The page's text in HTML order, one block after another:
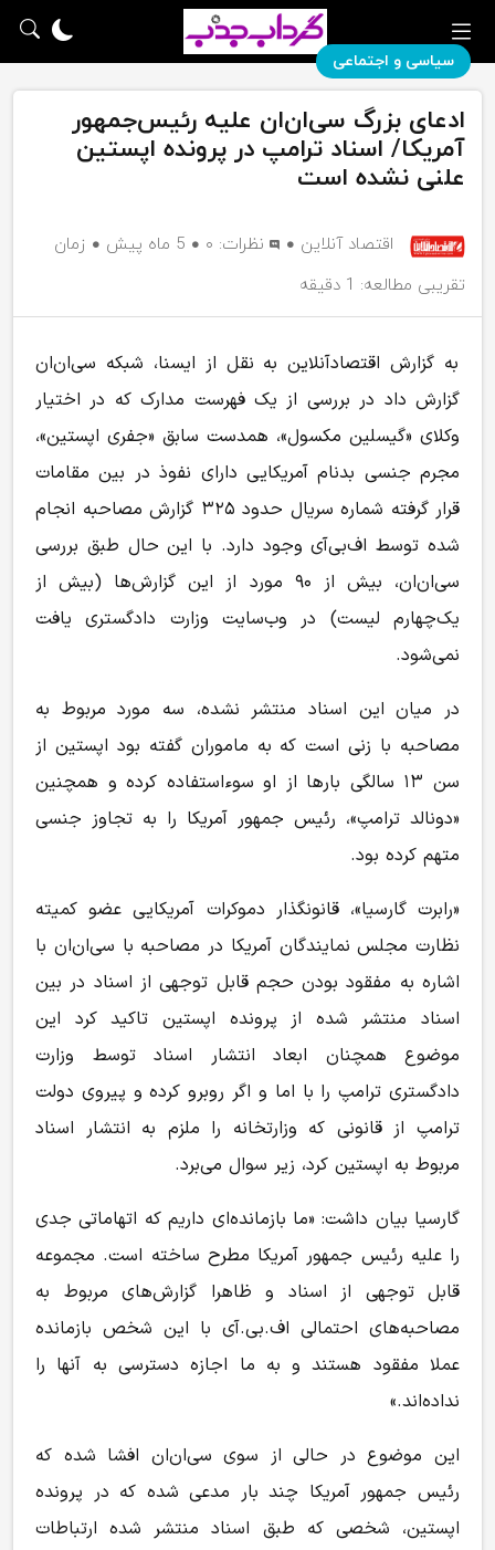
سیاسی و اجتماعی
ادعای بزرگ سی‌ان‌ان علیه رئیس‌جمهور
آمریکا/ اسناد ترامپ در پرونده اپستین
علنی نشده است
اقتصاد آنلاین نظرات: ۰ 5 ماه پیش
زمان
تقریبی مطالعه: 1 دقیقه
به گزارش اقتصادآنلاین به نقل از ایسنا، شبکه سی‌ان‌ان
گزارش داد در بررسی از یک فهرست مدارک که در اختیار
وکلای «گیسلین مکسول»، همدست سابق «جفری اپستین»،
مجرم جنسی بدنام آمریکایی دارای نفوذ در بین مقامات
قرار گرفته شماره سریال حدود ۳۲۵ گزارش مصاحبه انجام
شده توسط اف‌بی‌آی وجود دارد. با این حال طبق بررسی
سی‌ان‌ان، بیش از ۹۰ مورد از این گزارش‌ها (بیش از
یک‌چهارم لیست) در وب‌سایت وزارت دادگستری یافت
نمی‌شود.
در میان این اسناد منتشر نشده، سه مورد مربوط به
مصاحبه با زنی است که به ماموران گفته بود اپستین از
سن ۱۳ سالگی بارها از او سوءاستفاده کرده و همچنین
«دونالد ترامپ»، رئیس جمهور آمریکا را به تجاوز جنسی
متهم کرده بود.
«رابرت گارسیا»، قانونگذار دموکرات آمریکایی عضو کمیته
نظارت مجلس نمایندگان آمریکا در مصاحبه با سی‌ان‌ان با
اشاره به مفقود بودن حجم قابل توجهی از اسناد در بین
اسناد منتشر شده از پرونده اپستین تاکید کرد این
موضوع همچنان ابعاد انتشار اسناد توسط وزارت
دادگستری ترامپ را با اما و اگر روبرو کرده و پیروی دولت
ترامپ از قانونی که وزارتخانه را ملزم به انتشار اسناد
مربوط به اپستین کرد، زیر سوال می‌برد.
گارسیا بیان داشت: «ما بازمانده‌ای داریم که اتهاماتی جدی
را علیه رئیس جمهور آمریکا مطرح ساخته است. مجموعه
قابل توجهی از اسناد و ظاهرا گزارش‌های مربوط به
مصاحبه‌های احتمالی اف.بی.آی با این شخص بازمانده
عملا مفقود هستند و به ما اجازه دسترسی به آنها را
نداده‌اند.»
این موضوع در حالی از سوی سی‌ان‌ان افشا شده که
رئیس جمهور آمریکا چند بار مدعی شده که در پرونده
اپستین، شخصی که طبق اسناد منتشر شده ارتباطات